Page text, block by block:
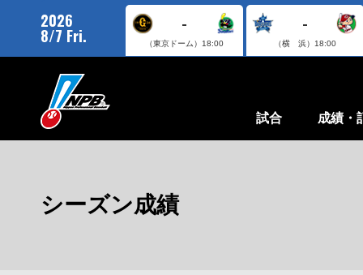
2026
8/7 Fri.
-
（東京ドーム） 18:00
-
（横 浜） 18:00
試合 成績・
シーズン成績